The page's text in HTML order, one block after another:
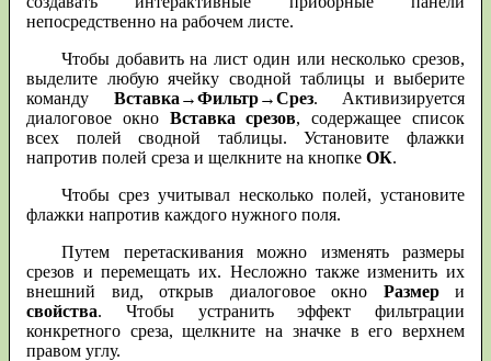
непосредственно на рабочем листе.
Чтобы добавить на лист один или несколько срезов,
выделите любую ячейку сводной таблицы и выберите
команду Вставка →Фильтр→Срез. Активизируется
диалоговое окно Вставка срезов, содержащее список
всех полей сводной таблицы. Установите флажки
напротив полей среза и щелкните на кнопке ОК.
Чтобы срез учитывал несколько полей, установите
флажки напротив каждого нужного поля.
Путем перетаскивания можно изменять размеры
срезов и перемещать их. Несложно также изменить их
внешний вид, открыв диалоговое окно Размери
свойства. Чтобы устранить эффект фильтрации
конкретного среза, щелкните на значке в его верхнем
правом углу.